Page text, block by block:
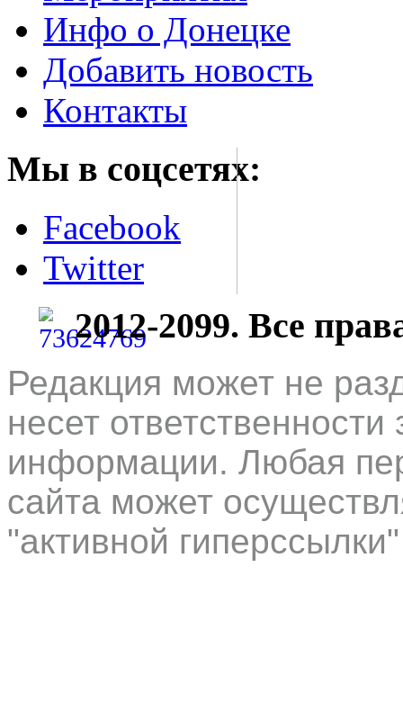
Инфо о Донецке
Добавить новость
Контакты
Мы в соцсетях:
Facebook
Twitter
2012-2099. Все
Редакция может не
несет
информации. Любая
сайта может
"активной